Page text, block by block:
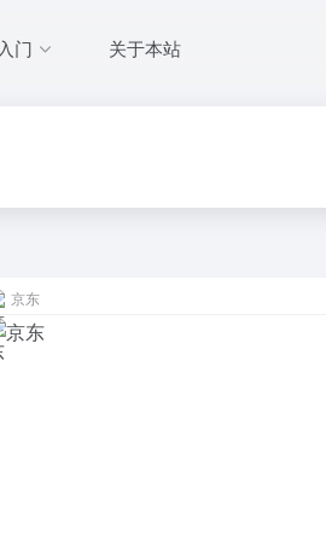
门 关于本站
京东